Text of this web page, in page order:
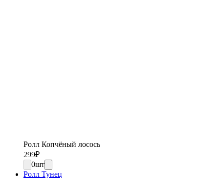
Ролл Копчёный лосось
299₽
0шт
Ролл Тунец